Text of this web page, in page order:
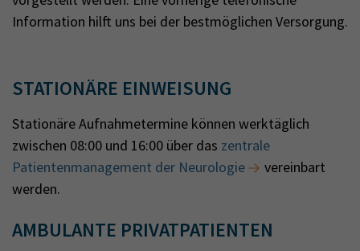
Information hilft uns bei der bestmöglichen Versorgung.
STATIONÄRE EINWEISUNG
Stationäre Aufnahmetermine können werktäglich
zwischen 08:00 und 16:00 über das zentrale
Patientenmanagement der Neurologie
vereinbart
werden.
AMBULANTE PRIVATPATIENTEN